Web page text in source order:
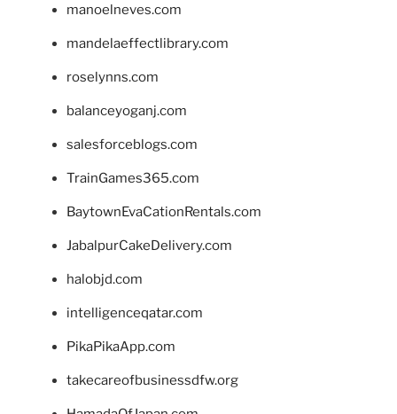
manoelneves.com
mandelaeffectlibrary.com
roselynns.com
balanceyoganj.com
salesforceblogs.com
TrainGames365.com
BaytownEvaCationRentals.com
JabalpurCakeDelivery.com
halobjd.com
intelligenceqatar.com
PikaPikaApp.com
takecareofbusinessdfw.org